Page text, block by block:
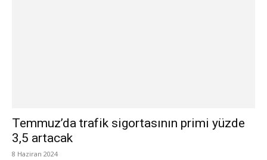
Temmuz’da trafik sigortasının primi yüzde
3,5 artacak
8 Haziran 2024